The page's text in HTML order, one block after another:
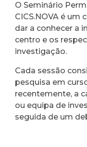
O Seminário
CICS.NOVA é um
dar a conhecer a
centro e os
investigação.
Cada sessão
pesquisa em
recentemente, a
ou equipa de
seguida de um